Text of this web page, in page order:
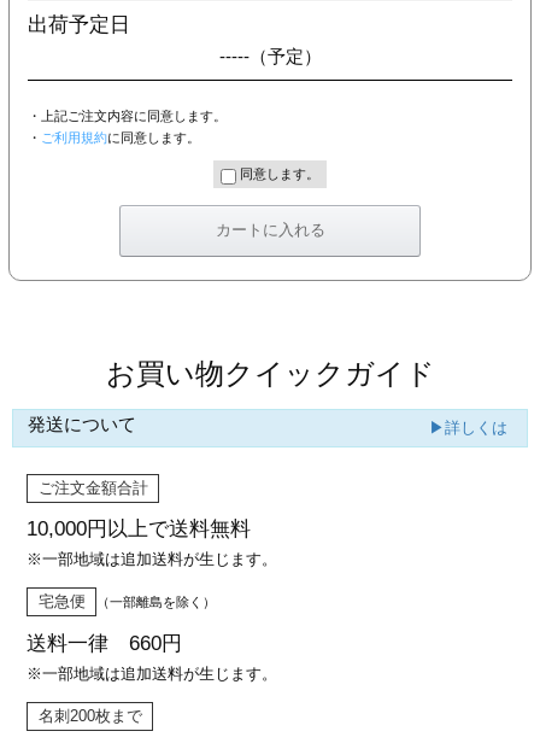
出荷予定日
-----（予定）
・上記ご注文内容に同意します。
・ ご利用規約に同意します。
同意します。
お買い物クイックガイド
発送について ▶詳しくは
ご注文金額合計
10,000円以上で送料無料
※一部地域は追加送料が生じます。
宅急便 （一部離島を除く）
送料一律 660円
※一部地域は追加送料が生じます。
名刺200枚まで